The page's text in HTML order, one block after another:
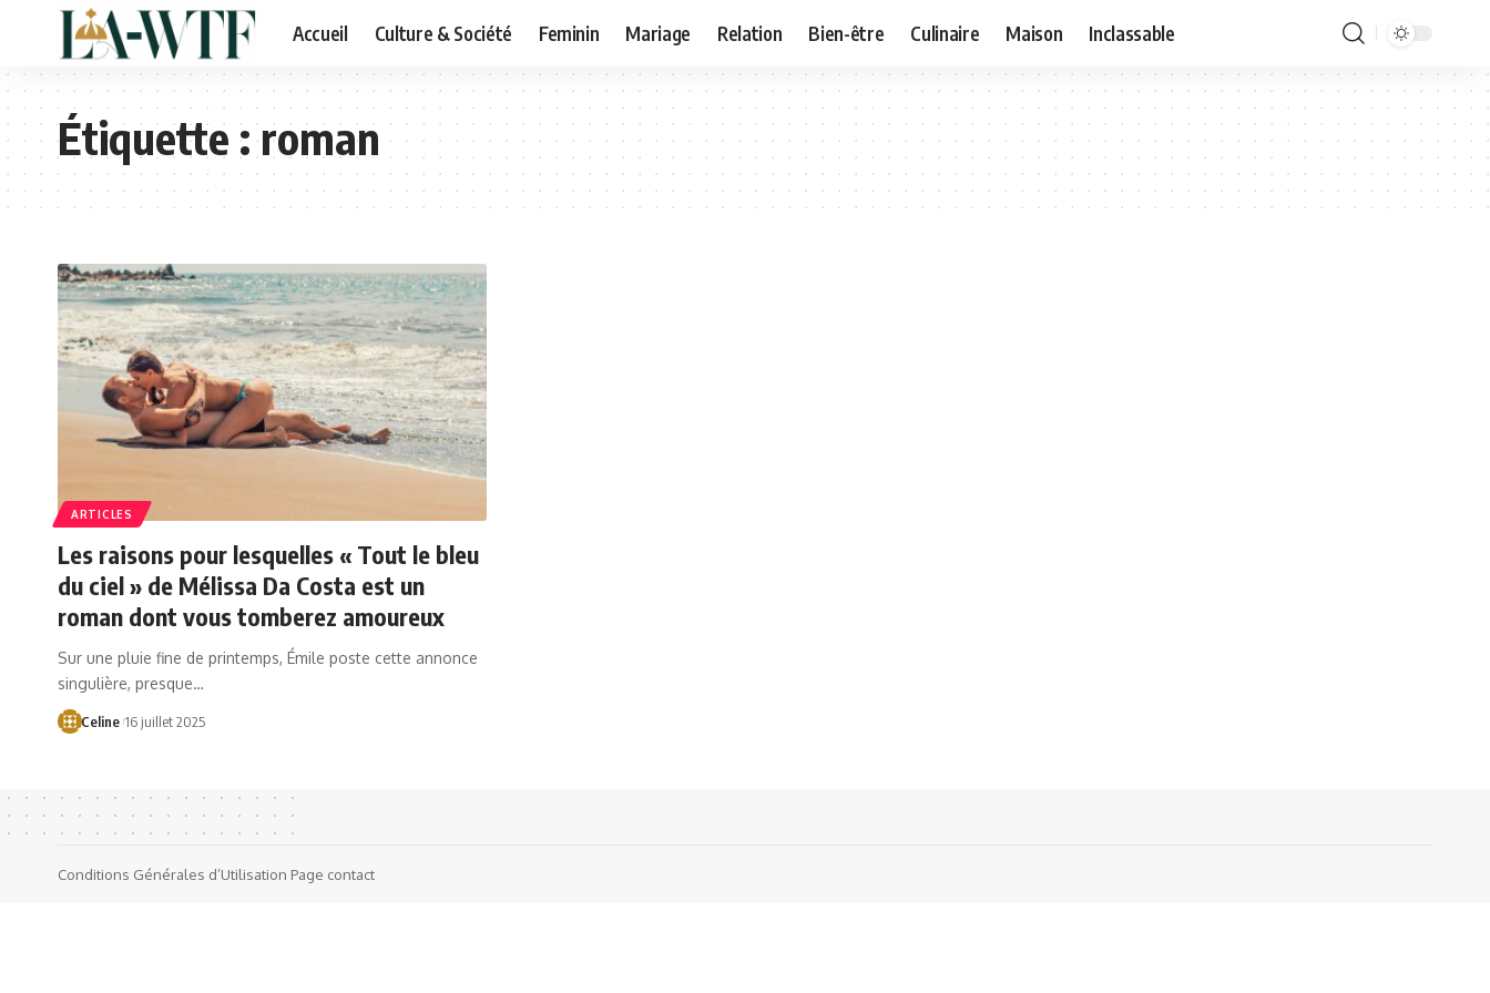
Accueil Culture & Société Feminin Mariage Relation Bien-être Culinaire Maison Inclassable
Étiquette :roman
ARTICLES
Les raisons pour lesquelles « Tout le bleu
du ciel » de Mélissa Da Costa est un
roman dont vous tomberez amoureux
Sur une pluie fine de printemps, Émile poste cette annonce
singulière, presque…
Celine 16 juillet 2025
Conditions Générales d’Utilisation Page contact